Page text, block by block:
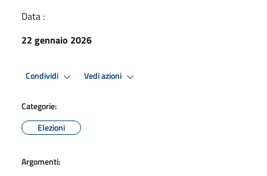
Data :
22 gennaio 2026
Condividi Vedi azioni
Categorie:
Elezioni
Argomenti: